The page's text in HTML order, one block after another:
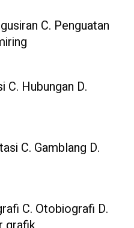
C. Penguatan
C. Hubungan D.
C. Gamblang D.
C. Otobiografi D.